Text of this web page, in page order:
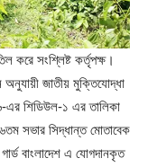
করে সংশ্লিষ্ট কর্তৃপক্ষ।
জাতীয় মুক্তিযোদ্ধা
এর শিডিউল-১ এর তালিকা
সভার সিদ্ধান্ত মোতাবেক
বাংলাদেশ এ যোগদানকৃত